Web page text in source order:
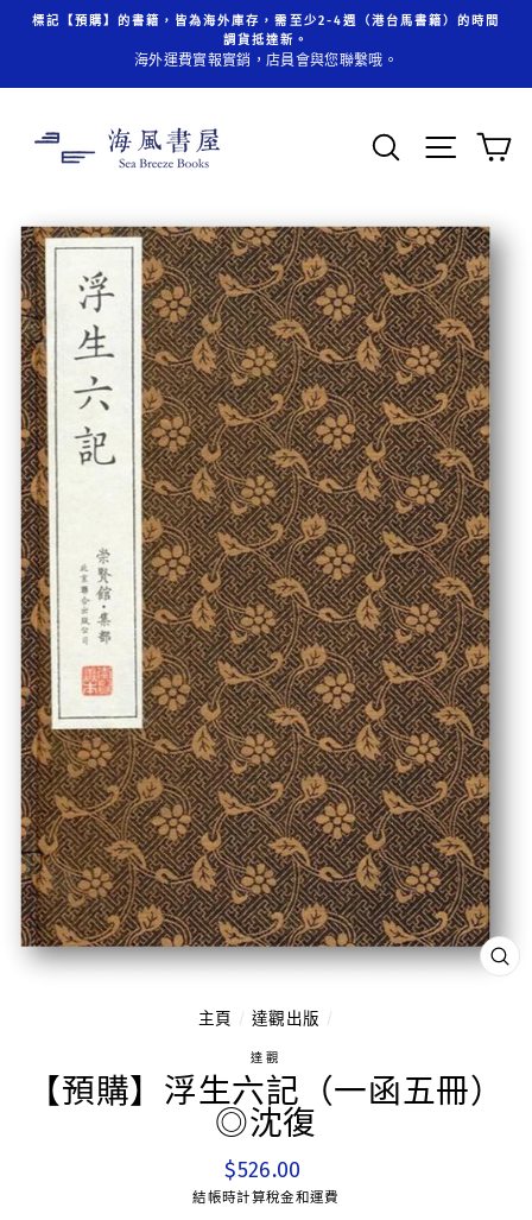
容
標記【預購】的書籍，皆為海外庫存，需至少2-4週（港台馬書籍）的時間
調貨抵達新。
海外運費實報實銷，店員會與您聯繫哦。
搜索 頁面
關
主頁 / 達觀出版 /
達觀
【預購】浮生六記（一函五冊）
◎沈復
平
常
$526.00
結帳時計算稅金和運費